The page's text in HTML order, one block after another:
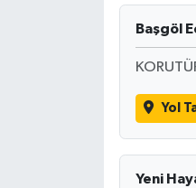
Başgöl
Yol
Yeni
KADIN-AİLE